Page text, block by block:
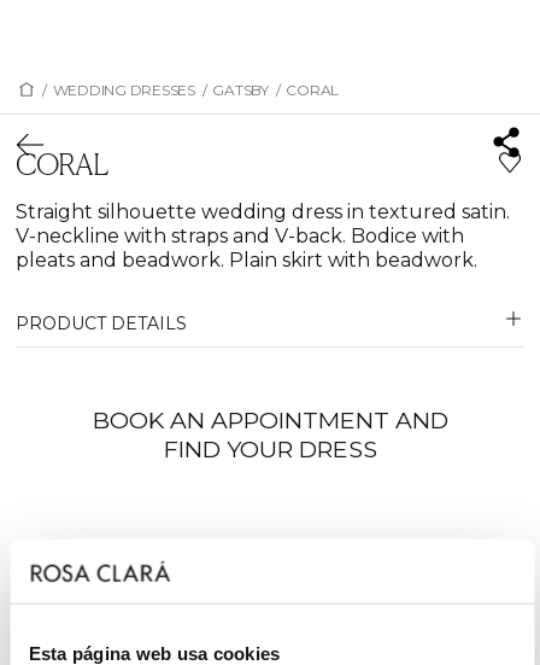
Esta página web usa cookies
/ WEDDING DRESSES / GATSBY / CORAL
CORAL
Straight silhouette wedding dress in textured satin.
V-neckline with straps and V-back. Bodice with
pleats and beadwork. Plain skirt with beadwork.
PRODUCT DETAILS
BOOK AN APPOINTMENT AND
FIND YOUR DRESS